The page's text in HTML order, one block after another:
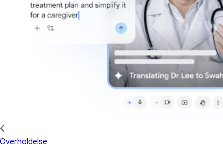
Overholdelse